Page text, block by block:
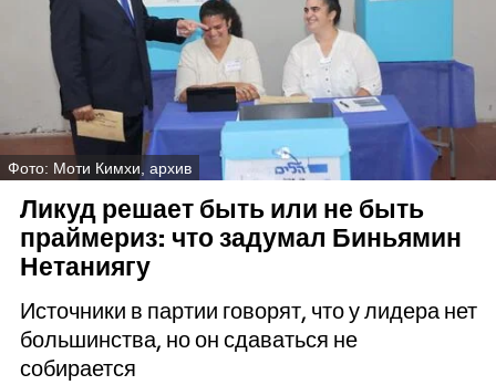
Фото: Моти Кимхи, архив
Ликуд решает быть или не быть
праймериз: что задумал Биньямин
Нетаниягу
Источники в партии говорят, что у лидера нет
большинства, но он сдаваться не
собирается